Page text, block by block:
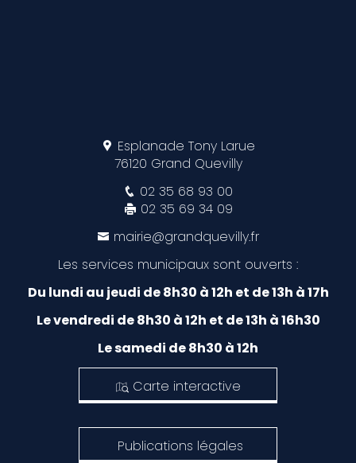
Esplanade Tony Larue
76120 Grand Quevilly
02 35 68 93 00
02 35 69 34 09
mairie@grandquevilly.fr
Les services municipaux sont ouverts :
Du lundi au jeudi de 8h30 à 12h et de 13h à 17h
Le vendredi de 8h30 à 12h et de 13h à 16h30
Le samedi de 8h30 à 12h
Carte interactive
Publications légales